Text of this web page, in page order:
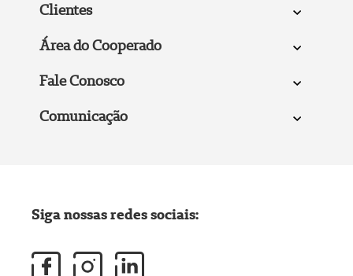
Clientes
Área do Cooperado
Fale Conosco
Comunicação
Siga nossas redes sociais: